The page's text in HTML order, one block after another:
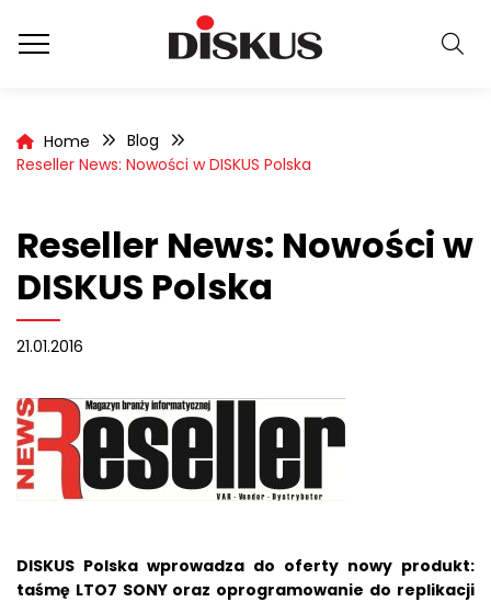
Home
Blog
Reseller News: Nowości w DISKUS Polska
Reseller News: Nowości w
DISKUS Polska
21.01.2016
DISKUS Polska wprowadza do oferty nowy produkt:
taśmę LTO7 SONY oraz oprogramowanie do replikacji